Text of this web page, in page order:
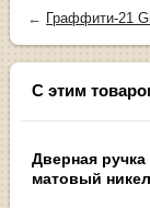
← Граффити-21
С этим
Дверная ручка
матовый